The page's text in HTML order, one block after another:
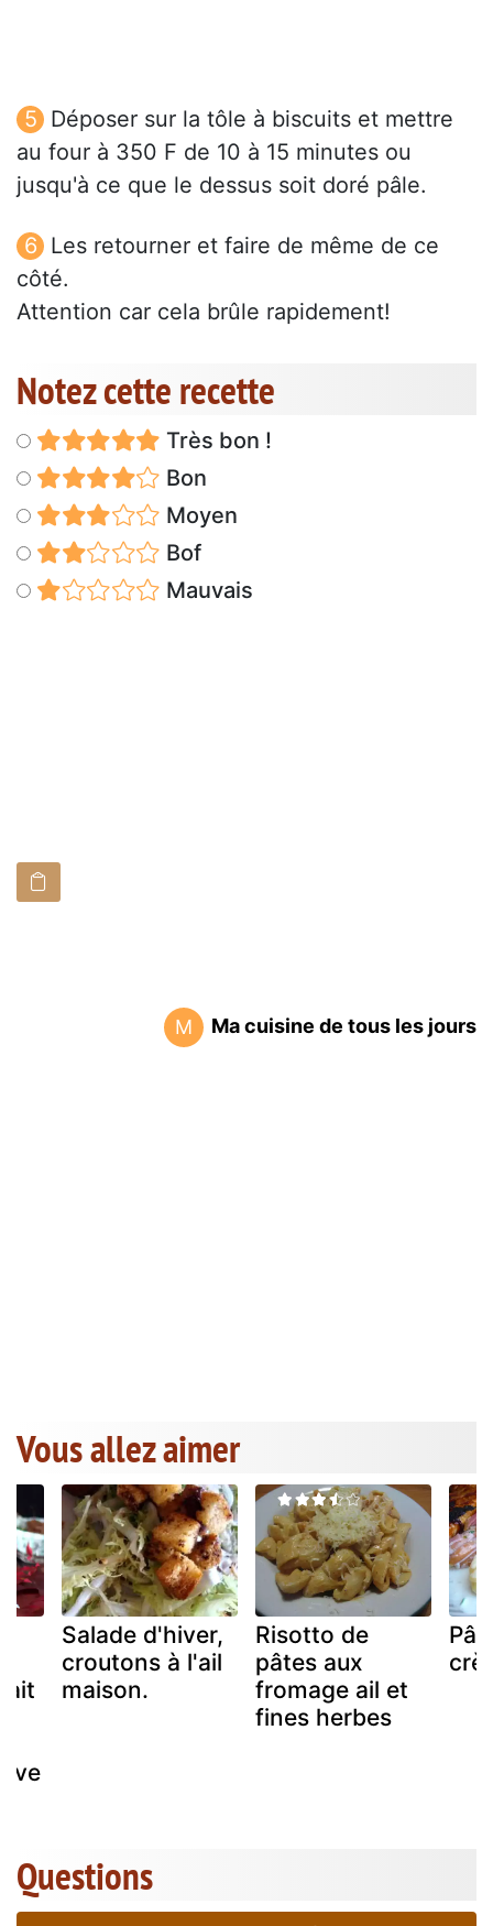
Déposer sur la tôle à biscuits et mettre
au four à 350 F de 10 à 15 minutes ou
jusqu'à ce que le dessus soit doré pâle.
Les retourner et faire de même de ce
côté.
Attention car cela brûle rapidement!
Notez cette recette
Très bon !
Bon
Moyen
Bof
Mauvais
M Ma cuisine de tous les jours
Vous allez aimer
Salade d'hiver,
croutons à l'ail
maison.
Risotto de
pâtes aux
fromage ail et
fines herbes
Questions